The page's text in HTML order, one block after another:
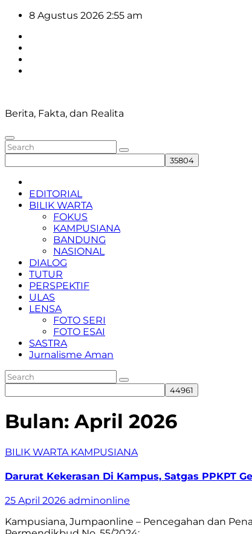
Skip
content
8 Agustus 2026 2:55 am
Berita, Fakta, dan Realita
EDITORIAL
BILIK WARTA
FOKUS
KAMPUSIANA
BANDUNG
NASIONAL
DIALOG
TUTUR
PERSPEKTIF
ULAS
LENSA
FOTO SERI
FOTO ESAI
SASTRA
Jurnalisme Aman
Bulan:April 2026
BILIK WARTA KAMPUSIANA
Darurat Kekerasan Di Kampus, Satgas PPKPT
25 April 2026 adminonline
Kampusiana, Jumpaonline – Pencegahan dan